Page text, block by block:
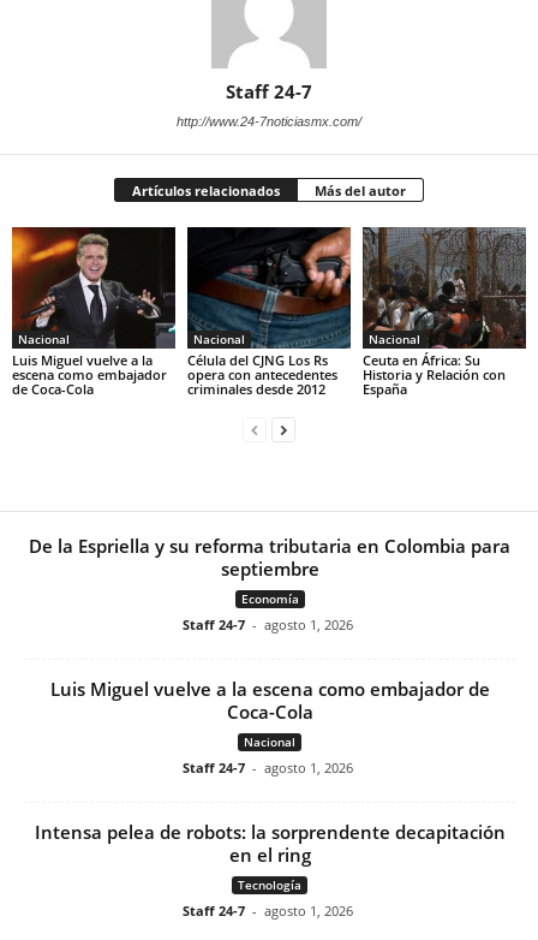
Staff 24-7
http://www.24-7noticiasmx.com/
Artículos relacionados Más del autor
Nacional
Luis Miguel vuelve a la
escena como embajador
de Coca-Cola
Nacional
Célula del CJNG Los Rs
opera con antecedentes
criminales desde 2012
Nacional
Ceuta en África: Su
Historia y Relación con
España
De la Espriella y su reforma tributaria en Colombia para
septiembre
Economía
Staff 24-7 - agosto 1, 2026
Luis Miguel vuelve a la escena como embajador de
Coca-Cola
Nacional
Staff 24-7 - agosto 1, 2026
Intensa pelea de robots: la sorprendente decapitación
en el ring
Tecnología
Staff 24-7 - agosto 1, 2026